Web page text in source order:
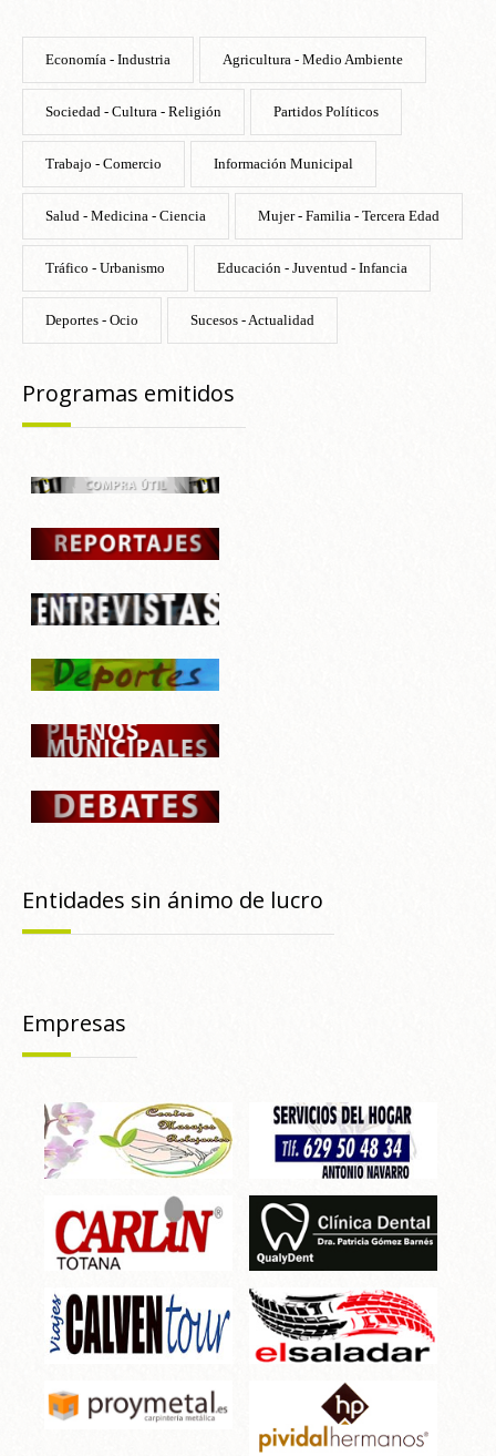
Economía - Industria Agricultura - Medio Ambiente
Sociedad - Cultura - Religión Partidos Políticos
Trabajo - Comercio Información Municipal
Salud - Medicina - Ciencia Mujer - Familia - Tercera Edad
Tráfico - Urbanismo Educación - Juventud - Infancia
Deportes - Ocio Sucesos - Actualidad
Programas emitidos
Entidades sin ánimo de lucro
Empresas